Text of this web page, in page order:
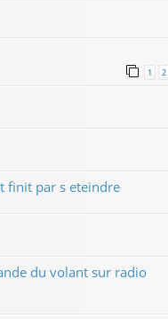
1 2
finit par s eteindre
du volant sur radio